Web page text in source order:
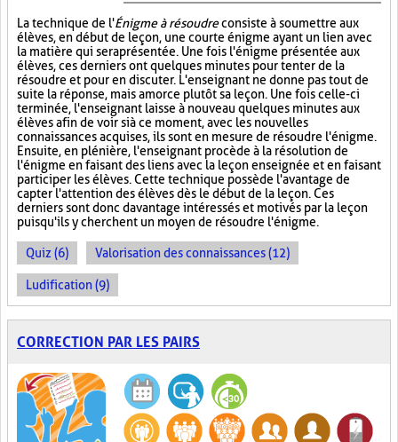
La technique de l'Énigme à résoudreconsiste à soumettre aux
élèves, en début de leçon, une courte énigme ayant un lien avec
la matière qui sera présentée. Une fois l'énigme présentée aux
élèves, ces derniers ont quelques minutes pour tenter de la
résoudre et pour en discuter. L'enseignant ne donne pas tout de
suite la réponse, mais amorce plutôt sa leçon. Une fois celle-ci
terminée, l'enseignant laisse à nouveau quelques minutes aux
élèves afin de voir si à ce moment, avec les nouvelles
connaissances acquises, ils sont en mesure de résoudre l'énigme.
Ensuite, en plénière, l'enseignant procède à la résolution de
l'énigme en faisant des liens avec la leçon enseignée et en faisant
participer les élèves. Cette technique possède l'avantage de
capter l'attention des élèves dès le début de la leçon. Ces
derniers sont donc davantage intéressés et motivés par la leçon
puisqu'ils y cherchent un moyen de résoudre l'énigme.
Quiz (6) Valorisation des connaissances (12)
Ludification (9)
CORRECTION PAR LES PAIRS